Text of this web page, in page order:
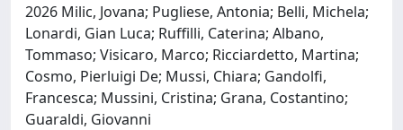
2026 Milic, Jovana; Pugliese, Antonia; Belli, Michela;
Lonardi, Gian Luca; Ruffilli, Caterina; Albano,
Tommaso; Visicaro, Marco; Ricciardetto, Martina;
Cosmo, Pierluigi De; Mussi, Chiara; Gandolfi,
Francesca; Mussini, Cristina; Grana, Costantino;
Guaraldi, Giovanni